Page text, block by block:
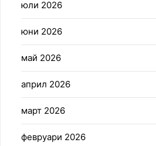
юли 2026
юни 2026
май 2026
април 2026
март 2026
февруари 2026